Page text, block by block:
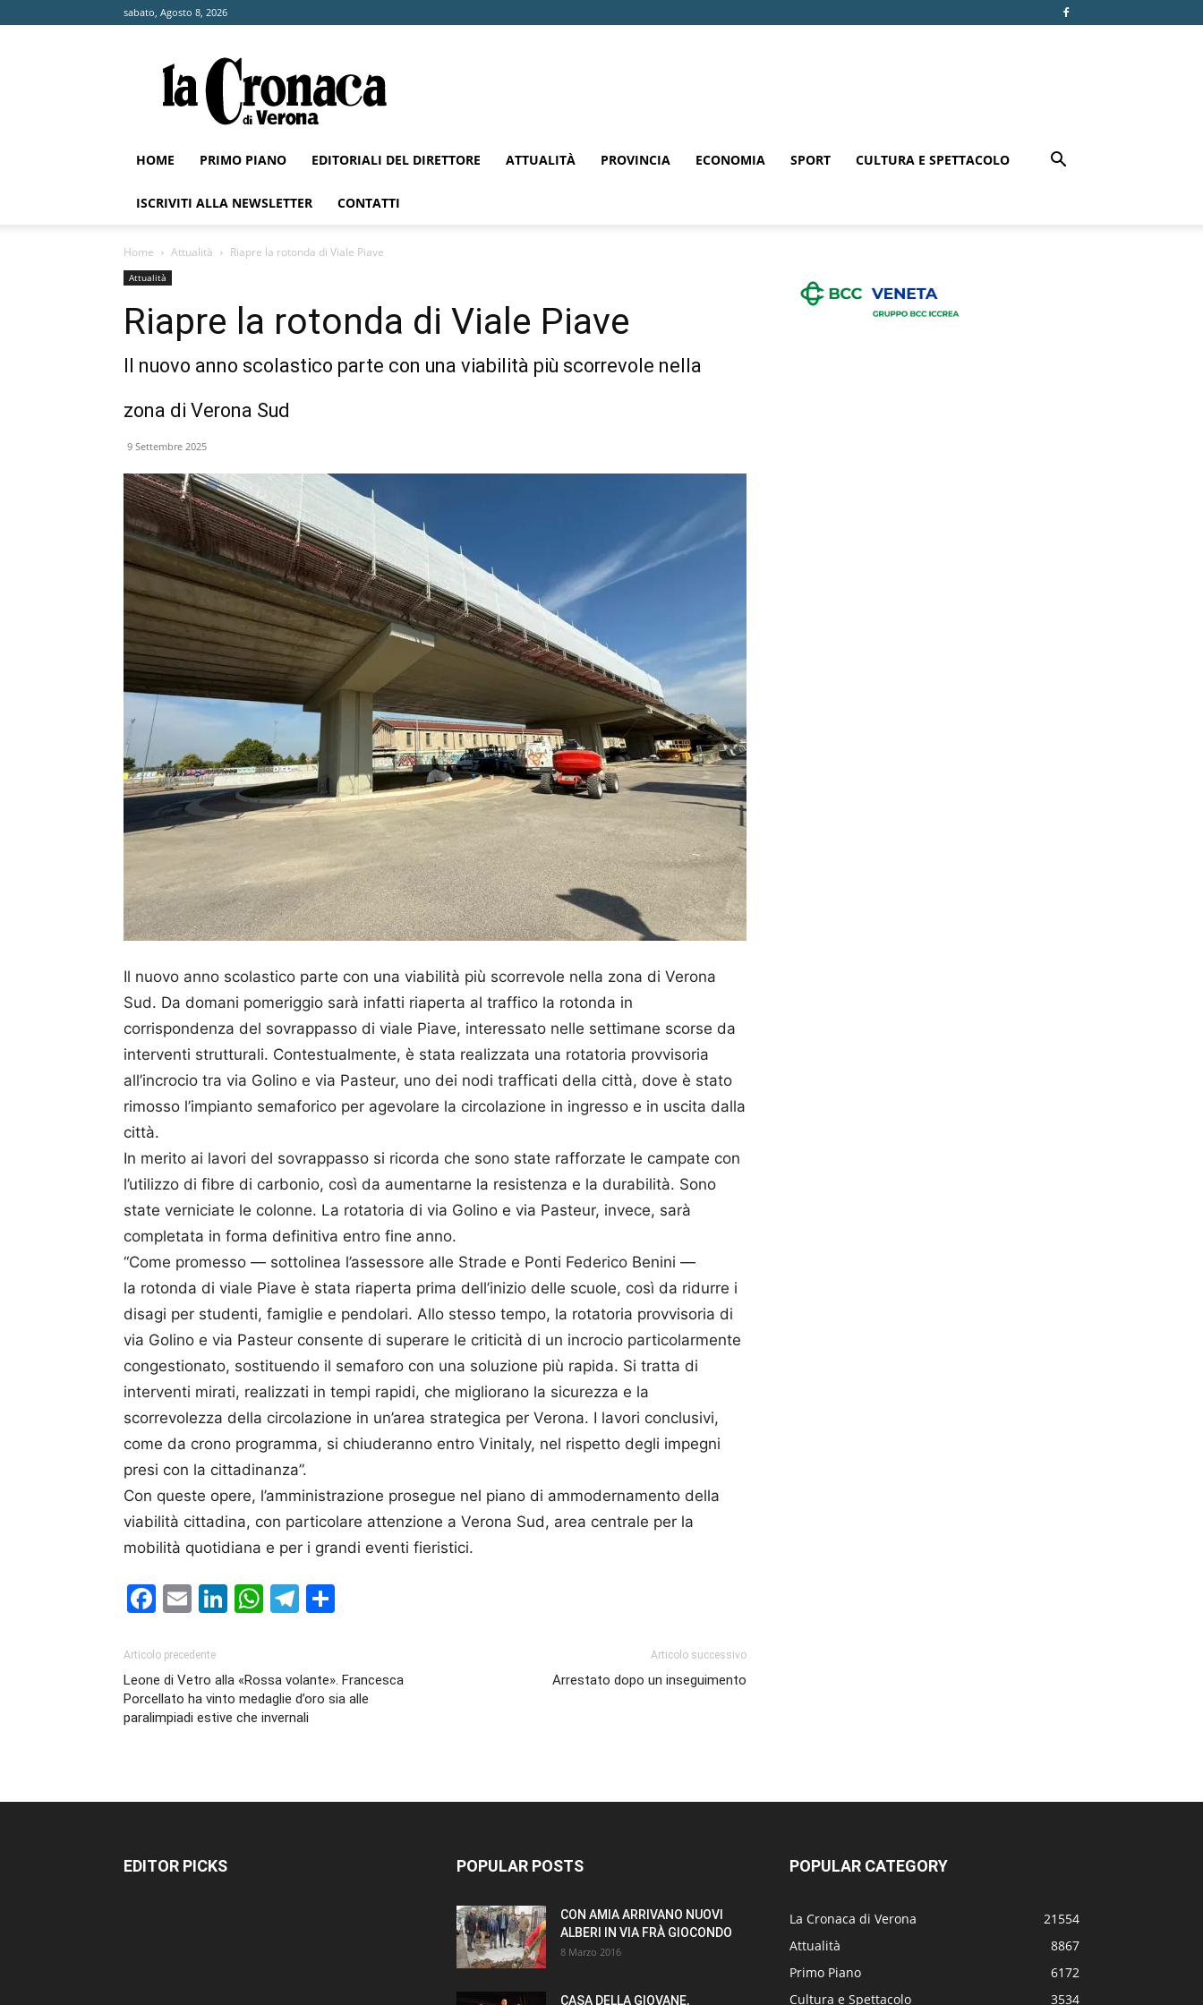
sabato, Agosto 8, 2026
Cronaca
di
Verona
HOME PRIMO PIANO EDITORIALI DEL DIRETTORE ATTUALITÀ PROVINCIA ECONOMIA SPORT CULTURA E SPETTACOLO
ISCRIVITI ALLA NEWSLETTER CONTATTI
Home Attualità Riapre la rotonda di Viale Piave
Attualità
Riapre la rotonda di Viale Piave
Il nuovo anno scolastico parte con una viabilità più scorrevole nella
zona di Verona Sud
9 Settembre 2025
Il nuovo anno scolastico parte con una viabilità più scorrevole nella zona di Verona
Sud. Da domani pomeriggio sarà infatti riaperta al traffico la rotonda in
corrispondenza del sovrappasso di viale Piave, interessato nelle settimane scorse da
interventi strutturali. Contestualmente, è stata realizzata una rotatoria provvisoria
all’incrocio tra via Golino e via Pasteur, uno dei nodi trafficati della città, dove è stato
rimosso l’impianto semaforico per agevolare la circolazione in ingresso e in uscita dalla
città.
In merito ai lavori del sovrappasso si ricorda che sono state rafforzate le campate con
l’utilizzo di fibre di carbonio, così da aumentarne la resistenza e la durabilità. Sono
state verniciate le colonne. La rotatoria di via Golino e via Pasteur, invece, sarà
completata in forma definitiva entro fine anno.
“Come promesso — sottolinea l’assessore alle Strade e Ponti Federico Benini —
la rotonda di viale Piave è stata riaperta prima dell’inizio delle scuole, così da ridurre i
disagi per studenti, famiglie e pendolari. Allo stesso tempo, la rotatoria provvisoria di
via Golino e via Pasteur consente di superare le criticità di un incrocio particolarmente
congestionato, sostituendo il semaforo con una soluzione più rapida. Si tratta di
interventi mirati, realizzati in tempi rapidi, che migliorano la sicurezza e la
scorrevolezza della circolazione in un’area strategica per Verona. I lavori conclusivi,
come da crono programma, si chiuderanno entro Vinitaly, nel rispetto degli impegni
presi con la cittadinanza”.
Con queste opere, l’amministrazione prosegue nel piano di ammodernamento della
viabilità cittadina, con particolare attenzione a Verona Sud, area centrale per la
mobilità quotidiana e per i grandi eventi fieristici.
Facebook
EmailLinkedIn
WhatsApp
Telegram
Articolo precedente
Leone di Vetro alla «Rossa volante». Francesca
Porcellato ha vinto medaglie d’oro sia alle
paralimpiadi estive che invernali
Articolo successivo
Arrestato dopo un inseguimento
EDITOR PICKS POPULAR POSTS
CON AMIA ARRIVANO NUOVI
ALBERI IN VIA FRÀ GIOCONDO
8 Marzo 2016
CASA DELLA GIOVANE,
POPULAR CATEGORY
La Cronaca di Verona
21554
Attualità
8867
Primo Piano
6172
Cultura e Spettacolo
3534